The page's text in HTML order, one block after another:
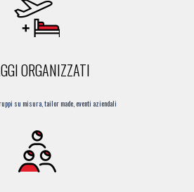
ORGANIZZATI
su misura, tailor made, eventi aziendali